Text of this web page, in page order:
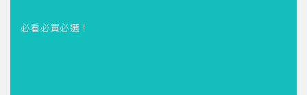
必看必買必選！